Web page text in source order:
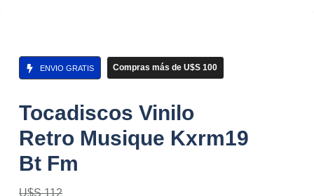
ENVIO GRATIS Compras más de U$S 100
Tocadiscos Vinilo
Retro Musique Kxrm19
Bt Fm
U$S112